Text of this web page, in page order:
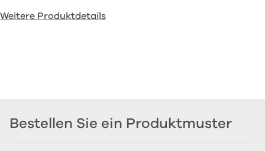
Weitere Produktdetails
Bestellen Sie ein Produktmuster